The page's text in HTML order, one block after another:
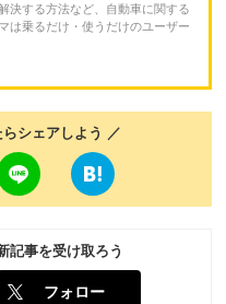
決する方法など、自動車に関する
は乗るだけ・使うだけのユーザー
シェアしよう ／
記事を受け取ろう
フォロー